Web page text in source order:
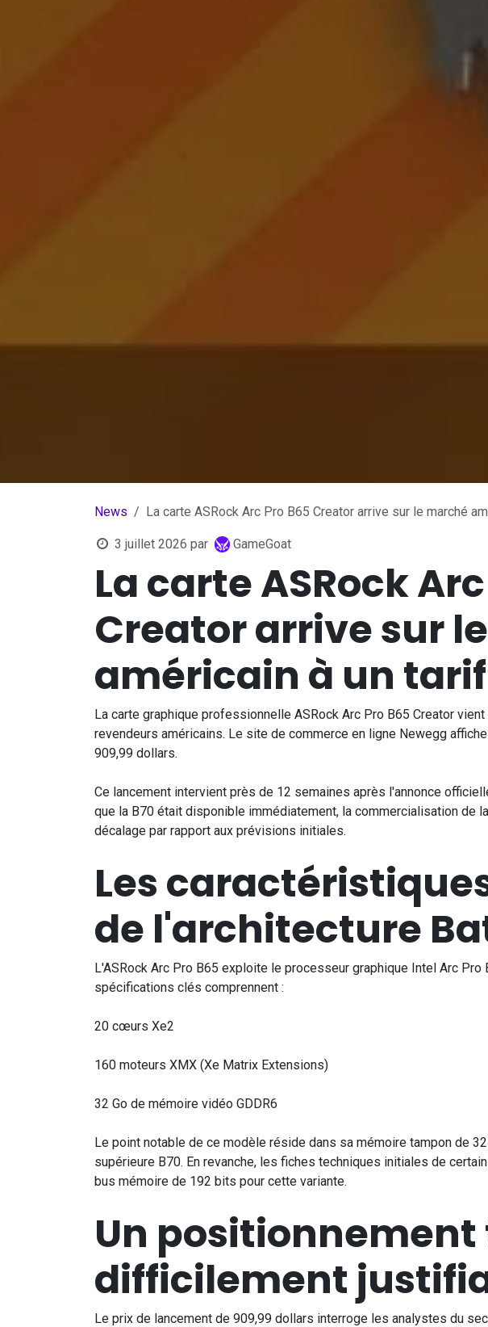
News La carte ASRock Arc Pro B65 Creator arrive sur le marché
3 juillet 2026 par GameGoat
La carte ASRock
Creator arrive sur
américain à un
La carte graphique professionnelle ASRock Arc Pro B65 Creator
revendeurs américains. Le site de commerce en ligne Newegg
909,99 dollars.
Ce lancement intervient près de 12 semaines après l'annonce
que la B70 était disponible immédiatement, la commercialisation de
décalage par rapport aux prévisions initiales.
Les
de l'architecture
L'ASRock Arc Pro B65 exploite le processeur graphique Intel Arc
spécifications clés comprennent :
20 cœurs Xe2
160 moteurs XMX (Xe Matrix Extensions)
32 Go de mémoire vidéo GDDR6
Le point notable de ce modèle réside dans sa mémoire tampon de
supérieure B70. En revanche, les fiches techniques initiales de
bus mémoire de 192 bits pour cette variante.
Un
difficilement
Le prix de lancement de 909,99 dollars interroge les analystes du